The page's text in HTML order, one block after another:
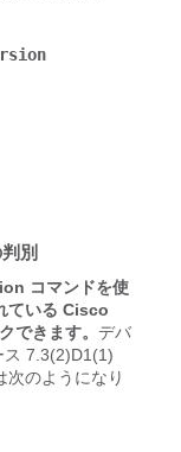
別
コマンドを使
ている Cisco
できます。 デバ
ス 7.3(2)D1(1)
次のようになり